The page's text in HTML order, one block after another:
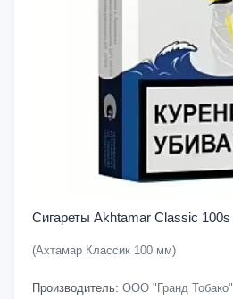
Сигареты Akhtamar Classic 100s
(Ахтамар Классик 100 мм)
Производитель: ООО "Гранд Тобако"